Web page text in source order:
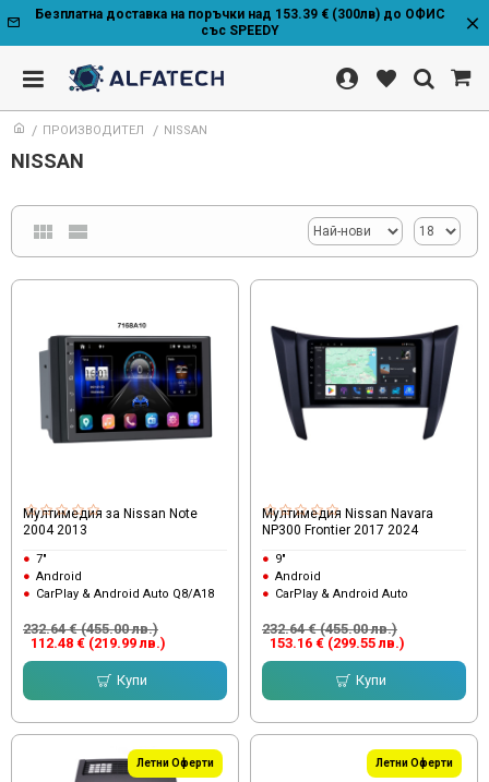
Безплатна доставка на поръчки над 153.39 € (300лв) до ОФИС
със SPEEDY
ПРОИЗВОДИТЕЛ NISSAN
NISSAN
Мултимедия за Nissan Note
2004 2013
7"
Android
CarPlay & Android Auto Q8/A18
112.48 € (219.99 лв.)
232.64 € (455.00 лв.)
Купи
Мултимедия Nissan Navara
NP300 Frontier 2017 2024
9"
Android
CarPlay & Android Auto
153.16 € (299.55 лв.)
232.64 € (455.00 лв.)
Купи
Летни Оферти Летни Оферти